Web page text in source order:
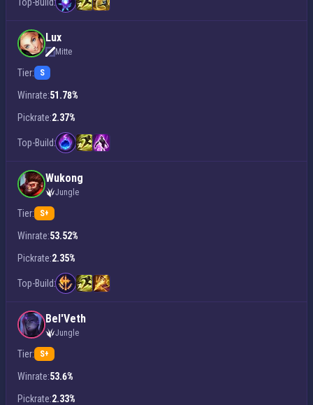
Lux
Mitte
Tier: S
Winrate:51.78%
Pickrate:2.37%
Top-Build:
Wukong
Jungle
Tier: S+
Winrate:53.52%
Pickrate:2.35%
Top-Build:
Bel'Veth
Jungle
Tier: S+
Winrate:53.6%
Pickrate:2.33%